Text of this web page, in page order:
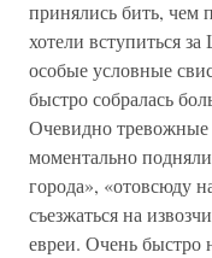
принялись бить, чем
хотели вступиться
особые условные
быстро собралась
Очевидно
моментально
города», «отовсюду
съезжаться на
евреи. Очень быстро